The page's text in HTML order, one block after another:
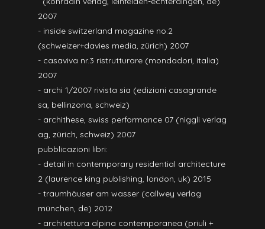
2007
- inside switzerland magazine no.2
(schweizer+davies media, zürich) 2007
- casaviva nr.3 ristrutturare (mondadori, italia)
2007
- archi 1/2007 rivista sia (edizioni casagrande
sa, bellinzona, schweiz)
- archithese, swiss performance 07 (niggli verlag
ag, zürich, schweiz) 2007
pubblicazioni libri:
- detail in contemporary residential architecture
2 (laurence king publishing, london, uk) 2015
- traumhäuser am wasser (callwey verlag
münchen, de) 2012
- architettura alpina contemporanea (priuli +